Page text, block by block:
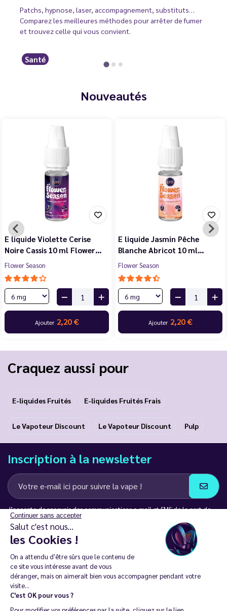
Continuer sans accepter
Salut c'est nous...
les Cookies !
On a attendu d'être sûrs que le contenu de
ce site vous intéresse avant de vous
déranger, mais on aimerait bien vous accompagner pendant votre
visite...
C'est OK pour vous ?
Patchs, hypnose, laser, accompagnement, substituts…
Comparez les meilleures méthodes pour arrêter de fumer
et trouvez celle qui vous convient.
Santé
Nouveautés
E liquide Violette Cerise
Noire Cassis 10 ml Flower…
Flower Season
Ajouter 2,20 €
E liquide Jasmin Pêche
Blanche Abricot 10 ml…
Flower Season
Ajouter 2,20 €
Craquez aussi pour
E-liquides Fruités E-liquides Fruités Frais
Le Vapoteur Discount Le Vapoteur Discount Pulp
Inscription à la newsletter
J’accepte de recevoir des communications e-mail et SMS de la part de
LD Groupe
Restez en contact
La vente de cigarette électronique est interdite chez les moins de